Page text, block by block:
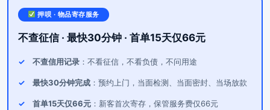
押呗 · 物品寄存服务
不查征信 · 最快30分钟 · 首单15天仅66元
不查信用记录 ：不看征信，不看负债，不问用途
最快30分钟完成 ：预约上门，当面检测、当面密封、当场放款
首单15天仅66元 ：新客首次寄存，保管服务费仅66元